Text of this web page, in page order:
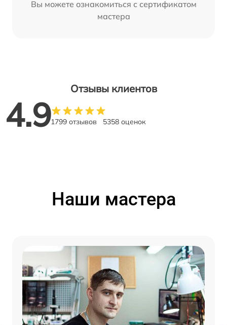
Вы можете ознакомиться с сертификатом
мастера
Отзывы клиентов
4.91799 отзывов 5358 оценок
Наши мастера